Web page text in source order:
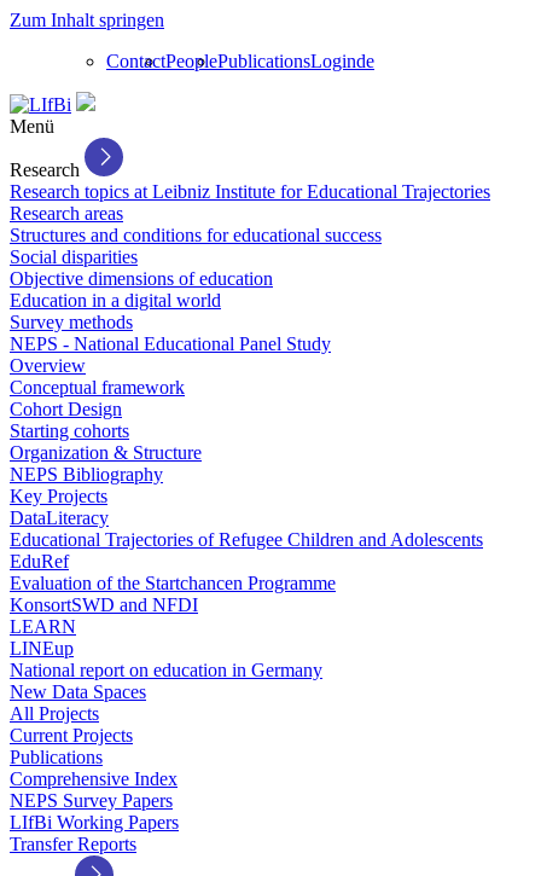
Zum Inhalt springen
ContactPeoplePublicationsLoginde
Menü
Research
Research topics at Leibniz Institute for Educational Trajectories
Research areas
Structures and conditions for educational success
Social disparities
Objective dimensions of education
Education in a digital world
Survey methods
NEPS - National Educational Panel Study
Overview
Conceptual framework
Cohort Design
Starting cohorts
Organization & Structure
NEPS Bibliography
Key Projects
DataLiteracy
Educational Trajectories of Refugee Children and Adolescents
EduRef
Evaluation of the Startchancen Programme
KonsortSWD and NFDI
LEARN
LINEup
National report on education in Germany
New Data Spaces
All Projects
Current Projects
Publications
Comprehensive Index
NEPS Survey Papers
LIfBi Working Papers
Transfer Reports